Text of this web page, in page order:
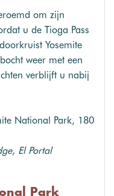
om zijn
u de Tioga Pass
Yosemite
weer met een
verblijft u nabij
National Park, 180
El Portal
Park